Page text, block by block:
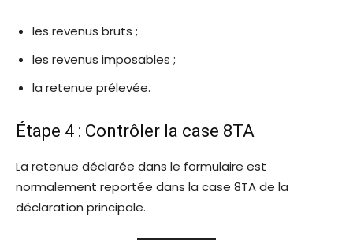
les revenus bruts ;
les revenus imposables ;
la retenue prélevée.
Étape 4 : Contrôler la case 8TA
La retenue déclarée dans le formulaire est
normalement reportée dans la case 8TA de la
déclaration principale.